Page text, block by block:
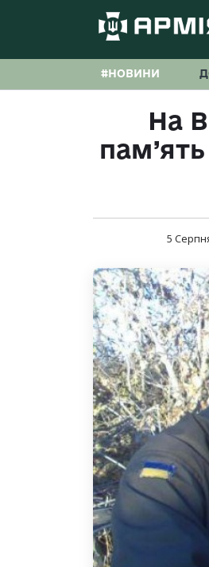
#НОВИНИ
На
5